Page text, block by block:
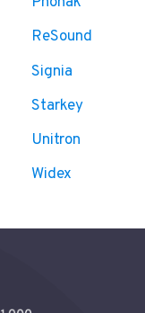
ReSound
Signia
Starkey
Unitron
Widex